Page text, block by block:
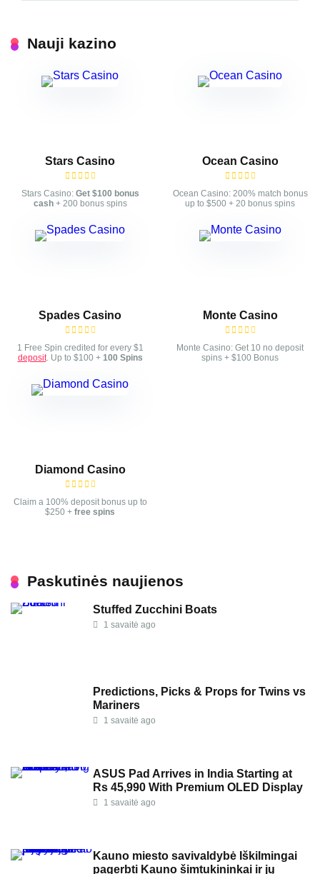
Nauji kazino
Stars Casino
Stars Casino: Get $100 bonus
cash+ 200 bonus spins
Ocean Casino
Ocean Casino: 200% match bonus
up to $500 + 20 bonus spins
Spades Casino
1 Free Spin credited for every $1
deposit. Up to $100 + 100 Spins
Monte Casino
Monte Casino: Get 10 no deposit
spins + $100 Bonus
Diamond Casino
Claim a 100% deposit bonus up to
$250 + free spins
Paskutinės naujienos
Stuffed Zucchini Boats
1 savaitė ago
Predictions, Picks & Props for Twins vs
Mariners
1 savaitė ago
ASUS Pad Arrives in India Starting at
Rs 45,990 With Premium OLED Display
1 savaitė ago
Kauno miesto savivaldybė Iškilmingai
pagerbti Kauno šimtukininkai ir jų